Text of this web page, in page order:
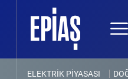
ELEKTRİK PİYASASI